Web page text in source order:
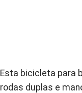
Esta bicicleta para
rodas duplas e